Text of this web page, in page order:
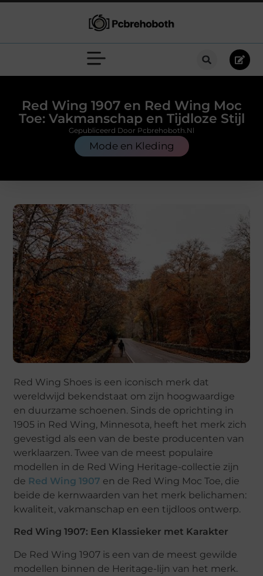
Red Wing 1907 en Red Wing Moc
Toe: Vakmanschap en Tijdloze Stijl
Mode en Kleding
Gepubliceerd Door Pcbrehoboth.nl
Red Wing Shoes is een iconisch merk dat
wereldwijd bekendstaat om zijn hoogwaardige
en duurzame schoenen. Sinds de oprichting in
1905 in Red Wing, Minnesota, heeft het merk zich
gevestigd als een van de beste producenten van
werklaarzen. Twee van de meest populaire
modellen in de Red Wing Heritage-collectie zijn
de Red Wing 1907 en de Red Wing Moc Toe, die
beide de kernwaarden van het merk belichamen:
kwaliteit, vakmanschap en een tijdloos ontwerp.
Red Wing 1907: Een Klassieker met Karakter
De Red Wing 1907 is een van de meest gewilde
modellen binnen de Heritage-lijn van het merk.